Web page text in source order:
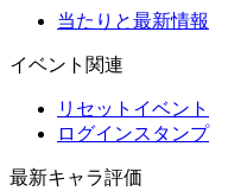
当たりと最新情報
イベント関連
リセットイベント
ログインスタンプ
最新キャラ評価